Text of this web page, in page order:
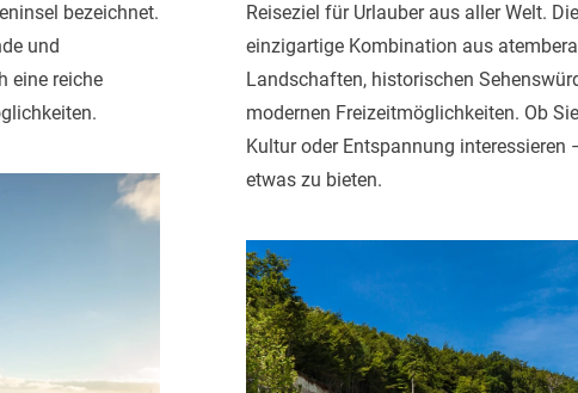
bezeichnet.
und
eine reiche
Reiseziel für Urlauber aus aller Welt.
einzigartige Kombination aus
Landschaften, historischen
modernen Freizeitmöglichkeiten. Ob
Kultur oder Entspannung interessieren
etwas zu bieten.